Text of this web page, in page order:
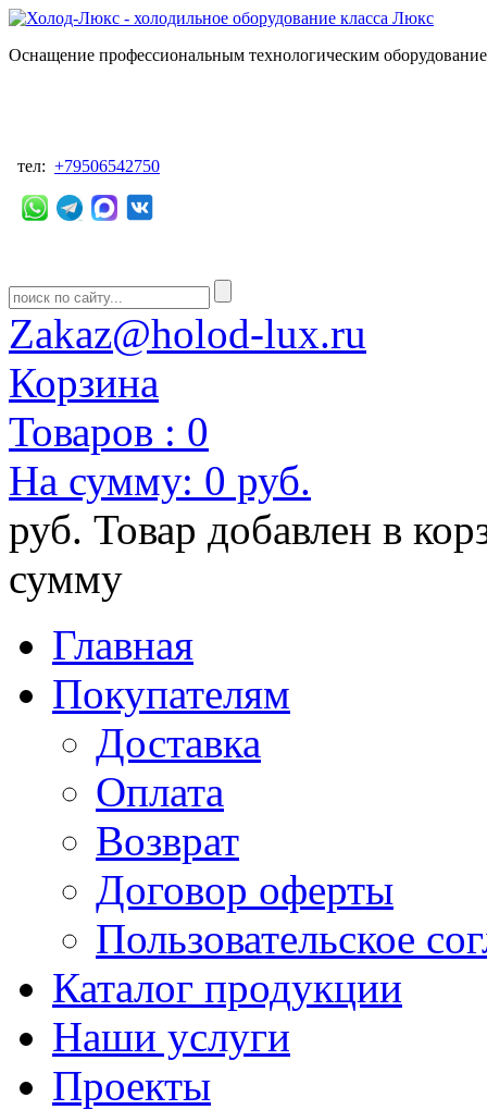
Оснащение профессиональным технологическим
тел: +79506542750
Zakaz@holod-lux.ru
Корзина
Товаров : 0
На сумму: 0 руб.
руб. Товар добавлен в
сумму
Главная
Покупателям
Доставка
Оплата
Возврат
Договор оферты
Пользовательское
Каталог продукции
Наши услуги
Проекты